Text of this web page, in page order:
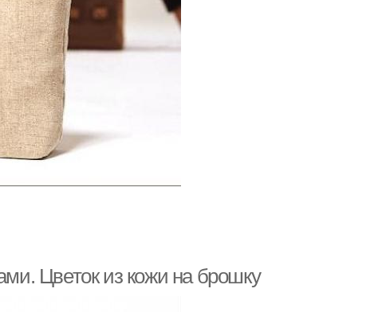
Цветок из кожи на брошку